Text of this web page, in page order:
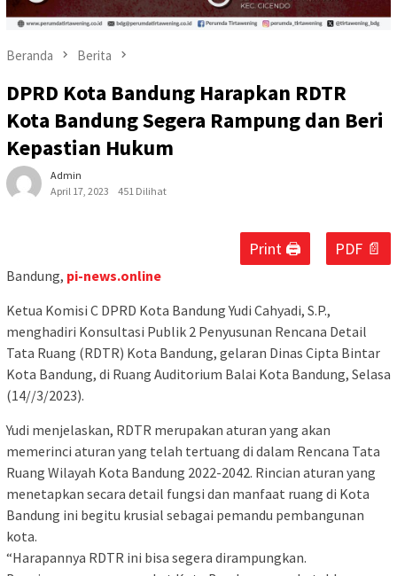
Beranda Berita
DPRD Kota Bandung Harapkan RDTR
Kota Bandung Segera Rampung dan Beri
Kepastian Hukum
Admin
April 17, 2023
451 Dilihat
Print 🖨 PDF 📄
Bandung, pi-news.online
Ketua Komisi C DPRD Kota Bandung Yudi Cahyadi, S.P.,
menghadiri Konsultasi Publik 2 Penyusunan Rencana Detail
Tata Ruang (RDTR) Kota Bandung, gelaran Dinas Cipta Bintar
Kota Bandung, di Ruang Auditorium Balai Kota Bandung, Selasa
(14//3/2023).
Yudi menjelaskan, RDTR merupakan aturan yang akan
memerinci aturan yang telah tertuang di dalam Rencana Tata
Ruang Wilayah Kota Bandung 2022-2042. Rincian aturan yang
menetapkan secara detail fungsi dan manfaat ruang di Kota
Bandung ini begitu krusial sebagai pemandu pembangunan
kota.
“Harapannya RDTR ini bisa segera dirampungkan.